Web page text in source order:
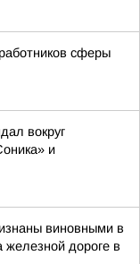
сферы
вокруг
и
виновными в
дороге в